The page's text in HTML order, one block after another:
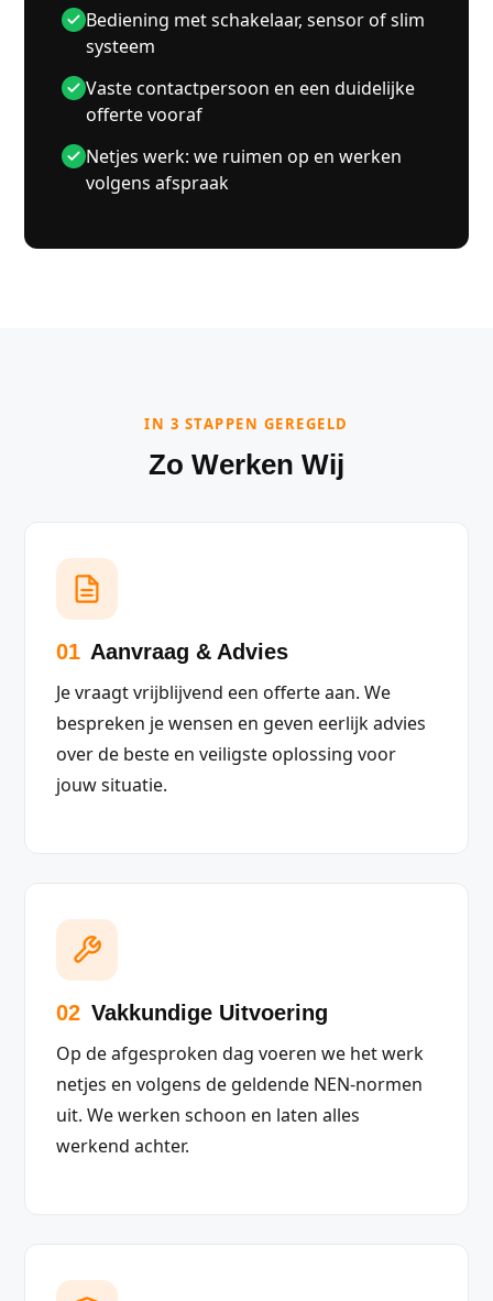
Bediening met schakelaar, sensor of slim
systeem
Vaste contactpersoon en een duidelijke
offerte vooraf
Netjes werk: we ruimen op en werken
volgens afspraak
IN 3 STAPPEN GEREGELD
Zo Werken Wij
01 Aanvraag & Advies
Je vraagt vrijblijvend een offerte aan. We
bespreken je wensen en geven eerlijk advies
over de beste en veiligste oplossing voor
jouw situatie.
02 Vakkundige Uitvoering
Op de afgesproken dag voeren we het werk
netjes en volgens de geldende NEN-normen
uit. We werken schoon en laten alles
werkend achter.